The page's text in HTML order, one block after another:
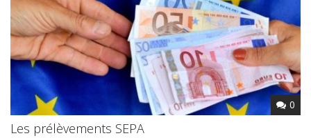
0
Les prélèvements SEPA